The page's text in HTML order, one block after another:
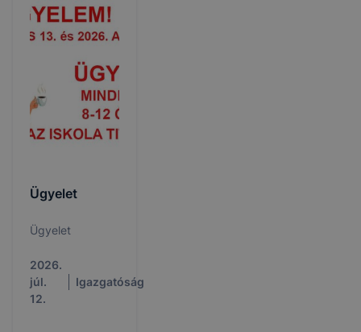
Ügyelet
Ügyelet
2026.
júl.
12.
Igazgatóság